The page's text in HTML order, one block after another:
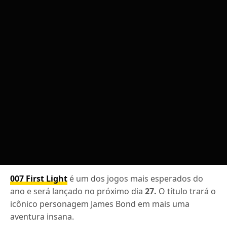
007 First Light é um dos jogos mais esperados do
ano e será lançado no próximo dia27. O título trará o
icônico personagem James Bond em mais uma
aventura insana.